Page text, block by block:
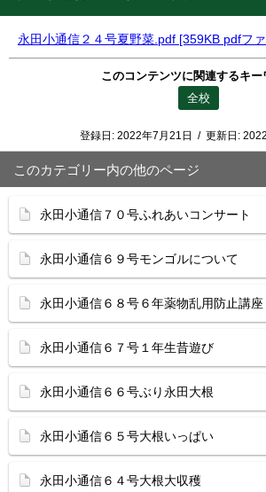
永田小通信２４号夏野菜.pdf [359KB pdfフ
このコンテンツに関連するキー
全校
登録日: 2022年7月21日 / 更新日:
このカテゴリー内の他のページ
永田小通信７０号ふれあいコンサート
永田小通信６９号モンゴルについて
永田小通信６８号６年薬物乱用防止講座
永田小通信６７号１年生昔遊び
永田小通信６６号ぶり永田大根
永田小通信６５号大根いっぱい
永田小通信６４号大根大収穫